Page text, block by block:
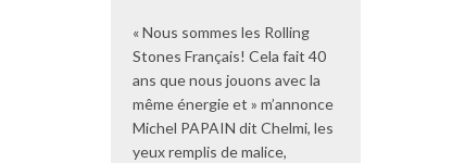
« Nous sommes les Rolling
Stones Français! Cela fait 40
ans que nous jouons avec la
même énergie et » m’annonce
Michel PAPAIN dit Chelmi, les
yeux remplis de malice,